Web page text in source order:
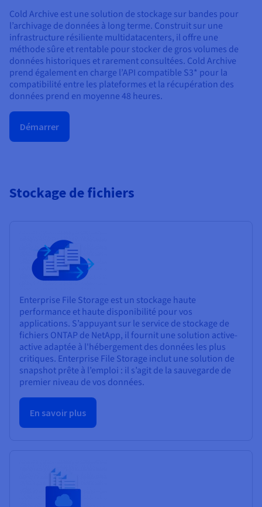
Cold Archive est une solution de stockage sur bandes pour
l’archivage de données à long terme. Construit sur une
infrastructure résiliente multidatacenters, il offre une
méthode sûre et rentable pour stocker de gros volumes de
données historiques et rarement consultées. Cold Archive
prend également en charge l’API compatible S3* pour la
compatibilité entre les plateformes et la récupération des
données prend en moyenne 48 heures.
Démarrer
Stockage de fichiers
Enterprise File Storage est un stockage haute
performance et haute disponibilité pour vos
applications. S’appuyant sur le service de stockage de
fichiers ONTAP de NetApp, il fournit une solution active-
active adaptée à l'hébergement des données les plus
critiques. Enterprise File Storage inclut une solution de
snapshot prête à l’emploi : il s’agit de la sauvegarde de
premier niveau de vos données.
En savoir plus